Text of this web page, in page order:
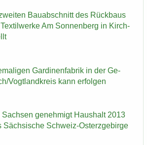
Bau­ab­schnitt des Rück­baus
Am Son­nen­berg in Kirch­
Gar­di­nen­fa­brik in der Ge­
Vogt­land­kreis kann er­fol­gen
Sach­sen ge­neh­migt Haus­halt 2013
Säch­si­sche Schweiz-​Osterzgebirge